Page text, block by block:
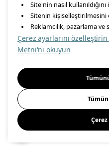
linkedin
Enerji Politikası Bilgi Güvenliği
Gıda Güvenliği Politikası
Önemli Bilgilendirme İnternet
Kişisel Verilerin Korunması
© Inter IKEA Systems B.V 1999-
İnternetten vereceğiniz
içerikleri görebilmek için
İl seçiniz
Seçiniz
Site'nin nasıl
Sitenin kişiselleştirilmesini
Reklamcılık, pazarlama ve
Çerez ayarlarını
Metni'ni okuyun